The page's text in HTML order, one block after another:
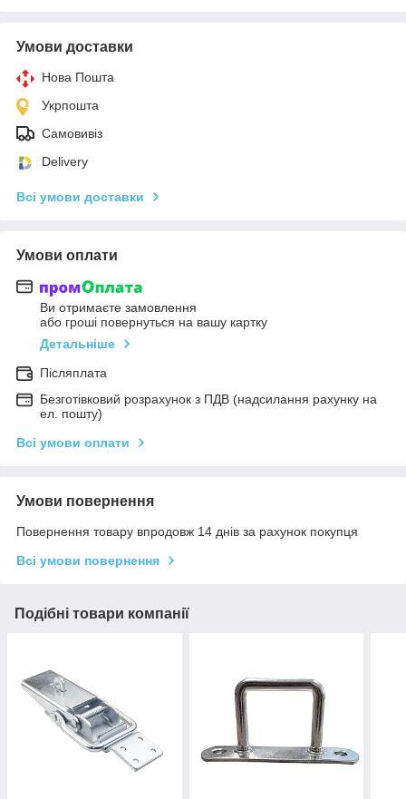
Умови доставки
Нова Пошта
Укрпошта
Самовивіз
Delivery
Всі умови доставки
Умови оплати
Ви отримаєте замовлення
або гроші повернуться на вашу картку
Детальніше
Післяплата
Безготівковий розрахунок з ПДВ (надсилання рахунку на
ел. пошту)
Всі умови оплати
Умови повернення
Повернення товару впродовж 14 днів за рахунок покупця
Всі умови повернення
Подібні товари компанії